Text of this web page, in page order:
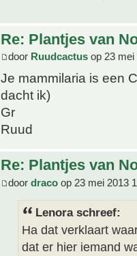
Re: Plantjes van
door Ruudcactus op 23 mei
Je mammilaria is een
dacht ik)
Gr
Ruud
Re: Plantjes van
door draco op 23 mei 2013
Lenora schreef:
Ha dat verklaart
dat er hier iemand